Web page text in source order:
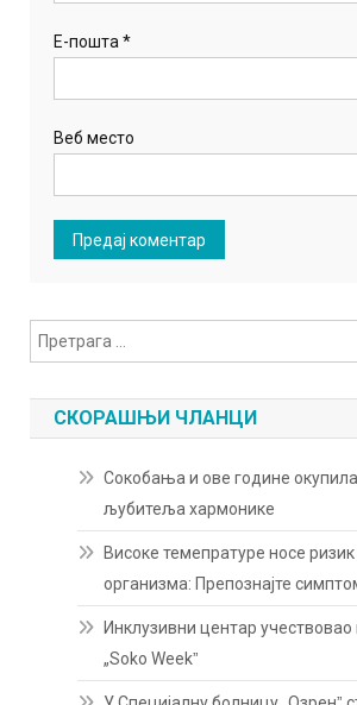
Е-пошта*
Веб место
СКОРАШЊИ ЧЛАНЦИ
Сокобања и ове године окупила
љубитеља хармонике
Високе темепратуре носе
организма: Препознајте
Инклузивни центар
„Soko Weekˮ